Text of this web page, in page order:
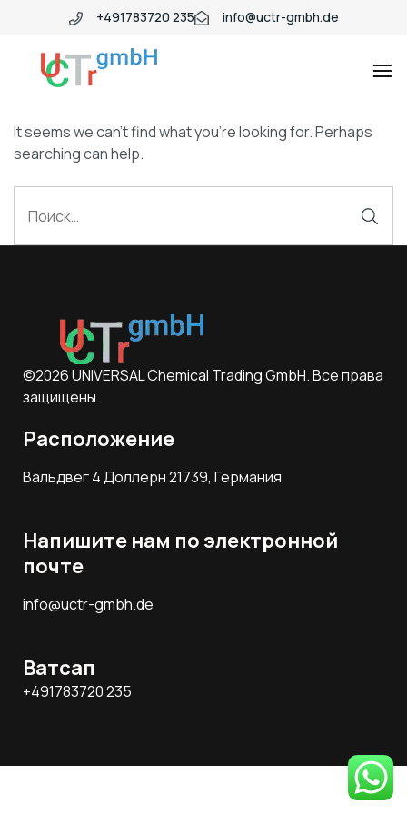
+491783720 235 info@uctr-gmbh.de
It seems we can’t find what you’re looking for. Perhaps
searching can help.
©2026 UNIVERSAL Chemical Trading GmbH. Все права
защищены.
Расположение
Вальдвег 4 Доллерн 21739, Германия
Напишите нам по электронной
почте
info@uctr-gmbh.de
Ватсап
+491783720 235